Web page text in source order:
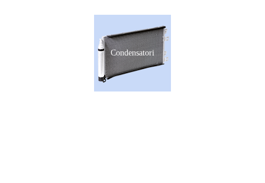
Condensatori